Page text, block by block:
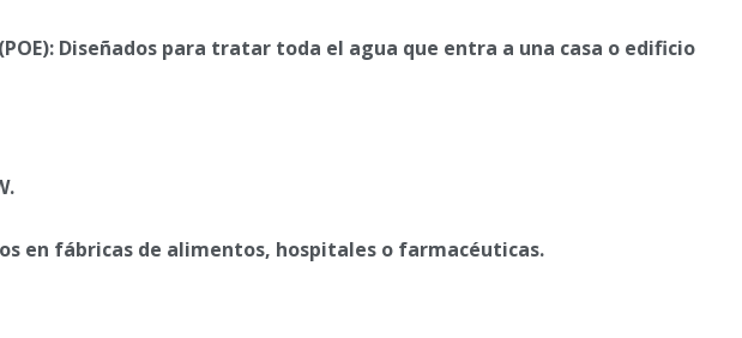
Diseñados para tratar toda el agua que entra a una casa o edificio
en fábricas de alimentos, hospitales o farmacéuticas.